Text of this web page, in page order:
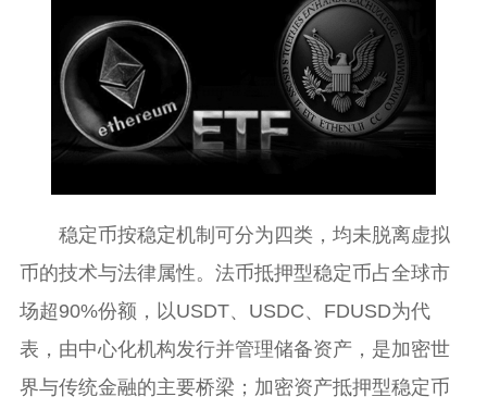
稳定币按稳定机制可分为四类，均未脱离虚拟
币的技术与法律属性。法币抵押型稳定币占全球市
场超90%份额，以USDT、USDC、FDUSD为代
表，由中心化机构发行并管理储备资产，是加密世
界与传统金融的主要桥梁；加密资产抵押型稳定币